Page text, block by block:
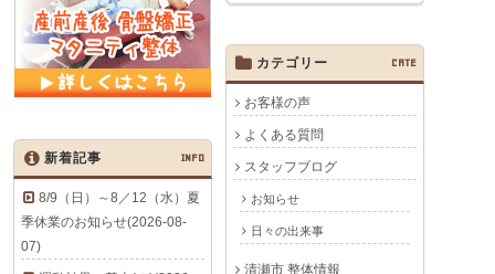
カテゴリー CATE
お客様の声
よくある質問
スタッフブログ
お知らせ
日々の出来事
清瀬市 整体情報
新着記事 INFO
8/9（日）～8／12（水）夏
季休業のお知らせ(2026-08-
07)